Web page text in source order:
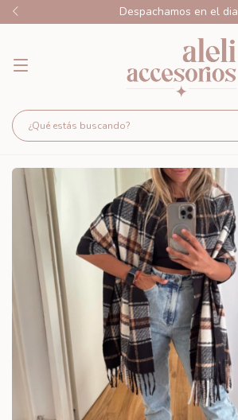
Despachamos en el dia